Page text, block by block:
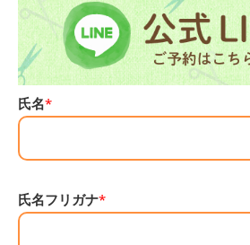
氏名*
氏名フリガナ*